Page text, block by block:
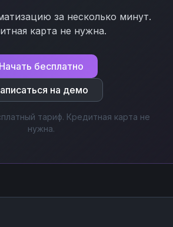
за несколько минут.
карта не нужна.
Начать бесплатно
на демо
тариф. Кредитная карта не
нужна.